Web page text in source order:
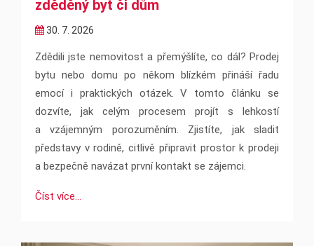
zděděný byt či dům
30. 7. 2026
Zdědili jste nemovitost a přemýšlíte, co dál? Prodej
bytu nebo domu po někom blízkém přináší řadu
emocí i praktických otázek. V tomto článku se
dozvíte, jak celým procesem projít s lehkostí
a vzájemným porozuměním. Zjistíte, jak sladit
představy v rodině, citlivě připravit prostor k prodeji
a bezpečně navázat první kontakt se zájemci.
Číst více...